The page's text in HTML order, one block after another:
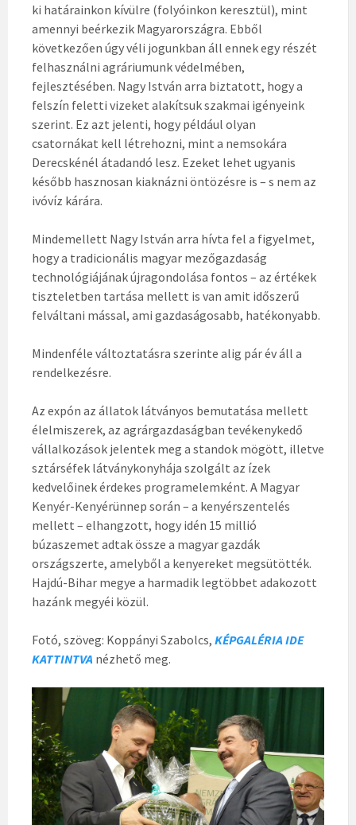
ki határainkon kívülre (folyóinkon keresztül), mint
amennyi beérkezik Magyarországra. Ebből
következően úgy véli jogunkban áll ennek egy részét
felhasználni agráriumunk védelmében,
fejlesztésében. Nagy István arra biztatott, hogy a
felszín feletti vizeket alakítsuk szakmai igényeink
szerint. Ez azt jelenti, hogy például olyan
csatornákat kell létrehozni, mint a nemsokára
Derecskénél átadandó lesz. Ezeket lehet ugyanis
később hasznosan kiaknázni öntözésre is – s nem az
ivóvíz kárára.
Mindemellett Nagy István arra hívta fel a figyelmet,
hogy a tradicionális magyar mezőgazdaság
technológiájának újragondolása fontos – az értékek
tiszteletben tartása mellett is van amit időszerű
felváltani mással, ami gazdaságosabb, hatékonyabb.
Mindenféle változtatásra szerinte alig pár év áll a
rendelkezésre.
Az expón az állatok látványos bemutatása mellett
élelmiszerek, az agrárgazdaságban tevékenykedő
vállalkozások jelentek meg a standok mögött, illetve
sztárséfek látványkonyhája szolgált az ízek
kedvelőinek érdekes programelemként. A Magyar
Kenyér-Kenyérünnep során – a kenyérszentelés
mellett – elhangzott, hogy idén 15 millió
búzaszemet adtak össze a magyar gazdák
országszerte, amelyből a kenyereket megsütötték.
Hajdú-Bihar megye a harmadik legtöbbet adakozott
hazánk megyéi közül.
Fotó, szöveg: Koppányi Szabolcs, KÉPGALÉRIA IDE
KATTINTVA nézhető meg.